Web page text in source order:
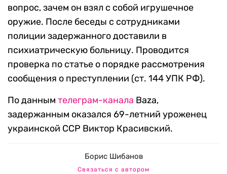
вопрос, зачем он взял с собой игрушечное
оружие. После беседы с сотрудниками
полиции задержанного доставили в
психиатрическую больницу. Проводится
проверка по статье о порядке рассмотрения
сообщения о преступлении (ст. 144 УПК РФ).
По данным телеграм-канала Baza,
задержанным оказался 69-летний уроженец
украинской ССР Виктор Красивский.
Борис Шибанов
Связаться с автором